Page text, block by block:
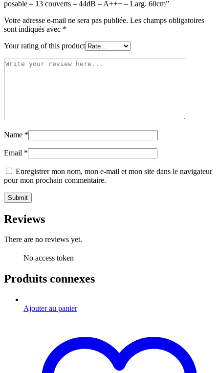
posable – 13 couverts – 44dB – A+++ – Larg. 60cm”
Votre adresse e-mail ne sera pas publiée. Les champs obligatoires
sont indiqués avec *
Your rating of this product
Name *
Email *
Enregistrer mon nom, mon e-mail et mon site dans le navigateur
pour mon prochain commentaire.
Reviews
There are no reviews yet.
No access token
Produits connexes
Ajouter au panier